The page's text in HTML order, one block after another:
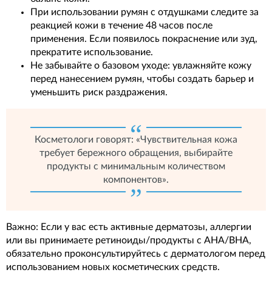
При использовании румян с отдушками следите за
реакцией кожи в течение 48 часов после
применения. Если появилось покраснение или зуд,
прекратите использование.
Не забывайте о базовом уходе: увлажняйте кожу
перед нанесением румян, чтобы создать барьер и
уменьшить риск раздражения.
Косметологи говорят: «Чувствительная кожа
требует бережного обращения, выбирайте
продукты с минимальным количеством
компонентов».
Важно: Если у вас есть активные дерматозы, аллергии
или вы принимаете ретиноиды/продукты с AHA/BHA,
обязательно проконсультируйтесь с дерматологом перед
использованием новых косметических средств.